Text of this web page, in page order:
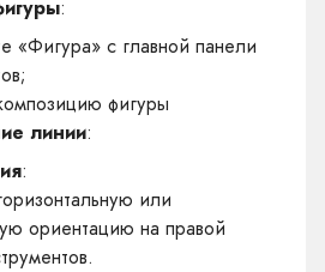
:
«Фигура» с главной панели
фигуры
линии:
:
или
ориентацию на правой